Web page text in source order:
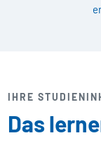
IHRE
Das